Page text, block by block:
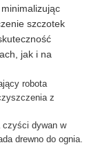
szczotek
jak i na